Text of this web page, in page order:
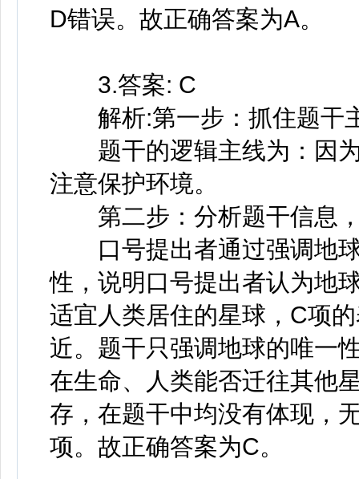
D错误。故正确答案为A。
3.答案: C
解析:第一步：抓住题干
题干的逻辑主线为：因为
注意保护环境。
第二步：分析题干信息，
口号提出者通过强调地球
性，说明口号提出者认为地
适宜人类居住的星球，C项
近。题干只强调地球的唯一
在生命、人类能否迁往其他
存，在题干中均没有体现，
项。故正确答案为C。